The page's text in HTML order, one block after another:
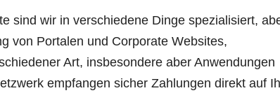
sind wir in verschiedene Dinge spezialisiert,
von Portalen und Corporate Websites,
Art, insbesondere aber Anwendungen
empfangen sicher Zahlungen direkt auf